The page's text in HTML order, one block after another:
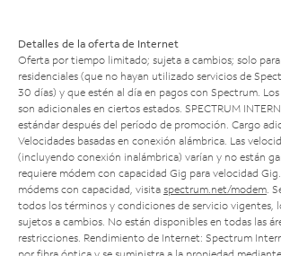
Detalles de la oferta de Internet
Oferta por tiempo limitado; sujeta a cambios; solo
residenciales (que no hayan utilizado servicios de
30 días) y que estén al día en pagos con Spectrum.
son adicionales en ciertos estados. SPECTRUM
estándar después del período de promoción. Cargo
Velocidades basadas en conexión alámbrica. Las
(incluyendo conexión inalámbrica) varían y no están
requiere módem con capacidad Gig para velocidad
módems con capacidad, visita spectrum.net/modem .
todos los términos y condiciones de servicio vigentes,
sujetos a cambios. No están disponibles en todas las
restricciones. Rendimiento de Internet: Spectrum